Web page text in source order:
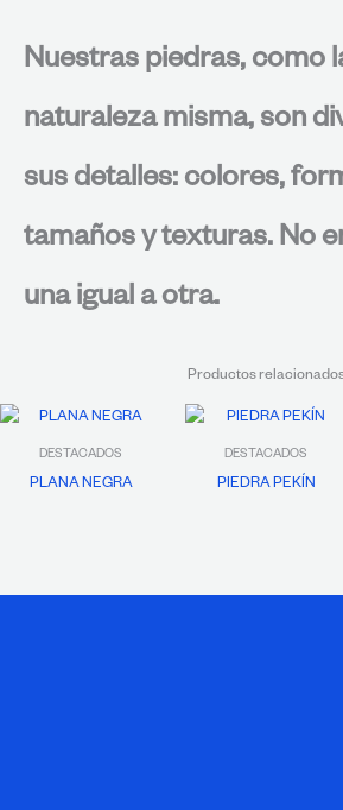
Nuestras piedras, como
naturaleza misma, son
sus detalles: colores,
tamaños y texturas. No
una igual a otra.
Productos
DESTACADOS
PLANA NEGRA
DESTACADOS
PIEDRA PEKÍN